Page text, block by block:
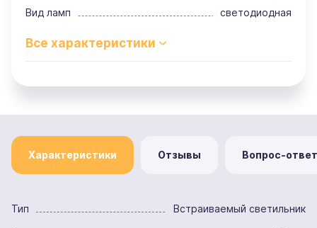
Вид ламп
светодиодная
Характеристики Отзывы Вопрос-ответ
Тип Встраиваемый светильник